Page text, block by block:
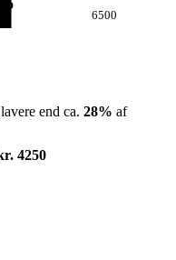
6500
end ca. 28% af
4250